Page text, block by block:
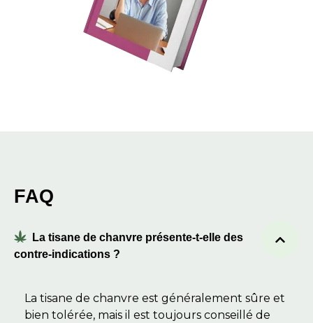
FAQ
La tisane de chanvre présente-t-elle des
contre-indications ?
La tisane de chanvre est généralement sûre et
bien tolérée, mais il est toujours conseillé de